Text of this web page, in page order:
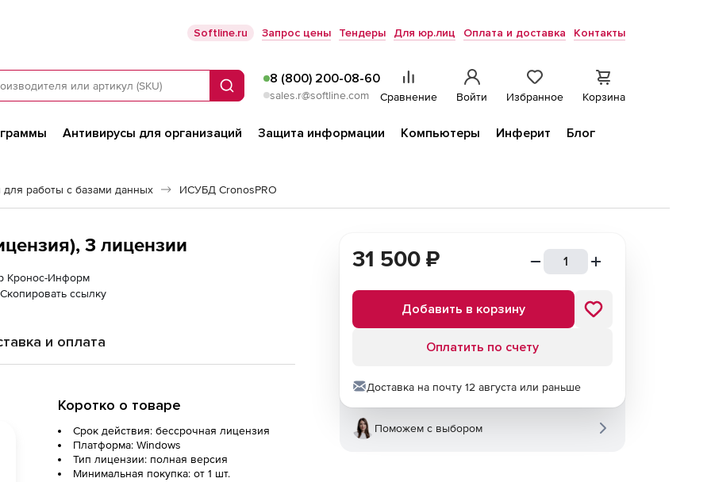
Softline.ru Запрос цены Тендеры Для юр.лиц Оплата и доставка Контакты
Поиск
8 (800) 200-08-60
sales.r@softline.com Сравнение Войти Избранное Корзина
Антивирусы для организаций Защита информации Компьютеры Инферит
Блог
работы с базами данных ИСУБД CronosPRO
3 лицензии
Кронос-Информ
Скопировать ссылку
и оплата
Коротко о товаре
Срок действия: бессрочная лицензия
Платформа: Windows
Тип лицензии: полная версия
Минимальная покупка: от 1 шт.
31 500 ₽
Добавить в корзину
Оплатить по счету
Доставка на почту 12 августа или раньше
Поможем с выбором